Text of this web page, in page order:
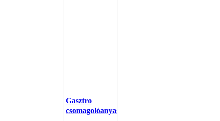
Gasztro
csomagolóanyagok